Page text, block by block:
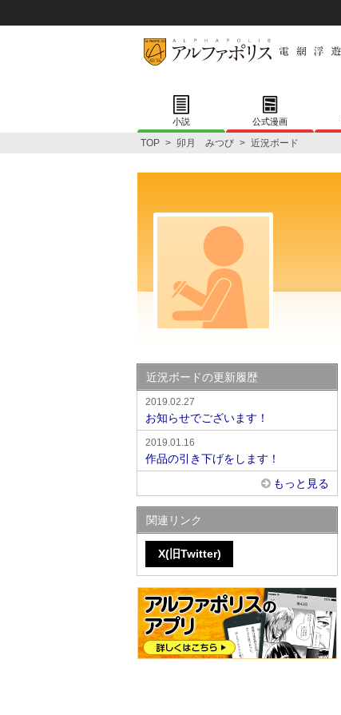
小説 公式漫画
TOP > 卯月 みつび > 近況ボード
近況ボードの更新履歴
2019.02.27
お知らせでございます！
2019.01.16
作品の引き下げをします！
もっと見る
関連リンク
X(旧Twitter)